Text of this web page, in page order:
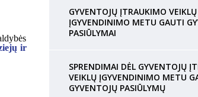
ir
GYVENTOJŲ ĮTRAUKIMO VEIKLŲ
ĮGYVENDINIMO METU GAUTI
PASIŪLYMAI
SPRENDIMAI DĖL GYVENTOJŲ
VEIKLŲ ĮGYVENDINIMO METU
GYVENTOJŲ PASIŪLYMŲ